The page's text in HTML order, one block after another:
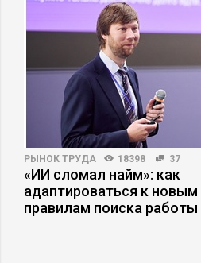
РЫНОК ТРУДА 18398 37
«ИИ сломал найм»: как
адаптироваться к новым
правилам поиска работы